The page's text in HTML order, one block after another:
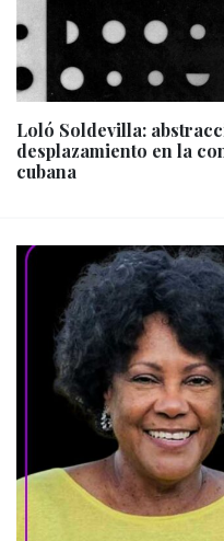
Loló Soldevilla:
desplazamiento en la
cubana